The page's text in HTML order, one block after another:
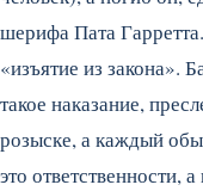
шерифа Пата
«изъятие из закона».
такое наказание,
розыске, а каждый
это ответственности,